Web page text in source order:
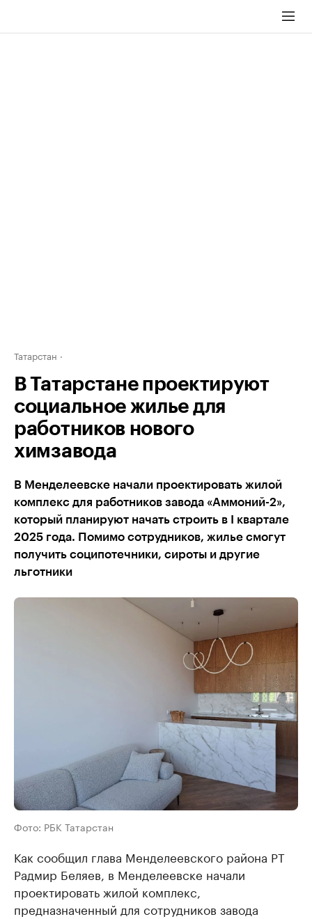
Татарстан
В Татарстане проектируют
социальное жилье для
работников нового
химзавода
В Менделеевске начали проектировать жилой
комплекс для работников завода «Аммоний-2»,
который планируют начать строить в I квартале
2025 года. Помимо сотрудников, жилье смогут
получить соципотечники, сироты и другие
льготники
Фото: РБК Татарстан
Как сообщил глава Менделеевского района РТ
Радмир Беляев, в Менделеевске начали
проектировать жилой комплекс,
предназначенный для сотрудников завода